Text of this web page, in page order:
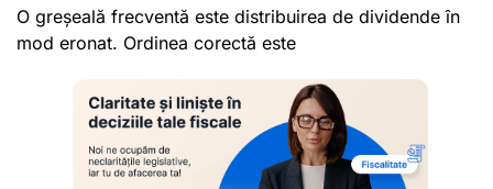
O greșeală frecventă este distribuirea de dividende în
mod eronat. Ordinea corectă este